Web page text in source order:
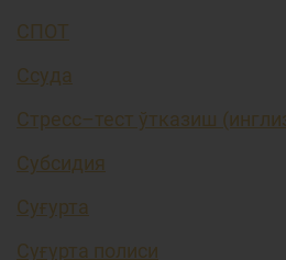
СПОТ
Ссуда
Стресс–тест ўтказиш
Субсидия
Суғурта
Суғурта полиси